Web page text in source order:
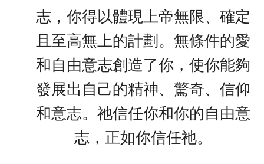
志，你得以體現上帝無限、確定
且至高無上的計劃。無條件的愛
和自由意志創造了你，使你能夠
發展出自己的精神、驚奇、信仰
和意志。祂信任你和你的自由意
志，正如你信任祂。